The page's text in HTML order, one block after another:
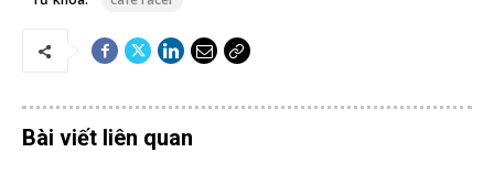
Bài viết liên quan